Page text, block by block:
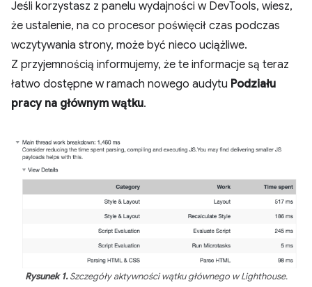
Jeśli korzystasz z panelu wydajności w DevTools, wiesz,
że ustalenie, na co procesor poświęcił czas podczas
wczytywania strony, może być nieco uciążliwe.
Z przyjemnością informujemy, że te informacje są teraz
łatwo dostępne w ramach nowego audytu Podziału
pracy na głównym wątku.
Rysunek 1.Szczegóły aktywności wątku głównego w Lighthouse.